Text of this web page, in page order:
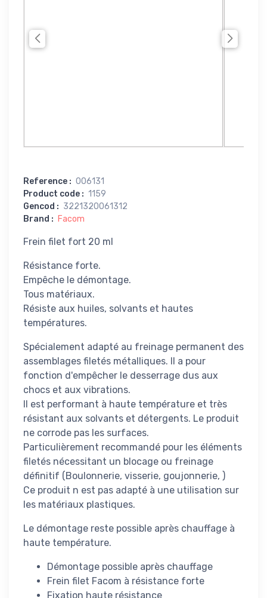
Reference : 006131
Product code : 1159
Gencod : 3221320061312
Brand : Facom
Frein filet fort 20 ml
Résistance forte.
Empêche le démontage.
Tous matériaux.
Résiste aux huiles, solvants et hautes
températures.
Spécialement adapté au freinage permanent des
assemblages filetés métalliques. Il a pour
fonction d'empêcher le desserrage dus aux
chocs et aux vibrations.
Il est performant à haute température et très
résistant aux solvants et détergents. Le produit
ne corrode pas les surfaces.
Particulièrement recommandé pour les éléments
filetés nécessitant un blocage ou freinage
définitif (Boulonnerie, visserie, goujonnerie, )
Ce produit n est pas adapté à une utilisation sur
les matériaux plastiques.
Le démontage reste possible après chauffage à
haute température.
Démontage possible après chauffage
Frein filet Facom à résistance forte
Fixation haute résistance